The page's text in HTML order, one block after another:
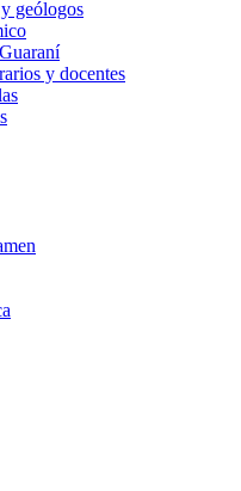
geólogos
y docentes